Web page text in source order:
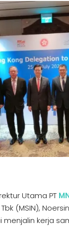
Utama PT
(MSIN),
menjalin kerja